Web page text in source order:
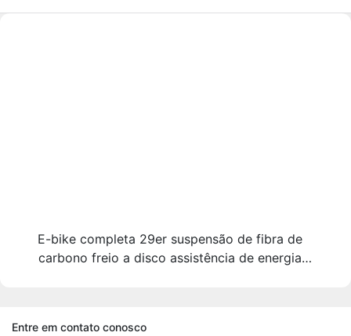
E-bike completa 29er suspensão de fibra de
carbono freio a disco assistência de energia
Entre em contato conosco